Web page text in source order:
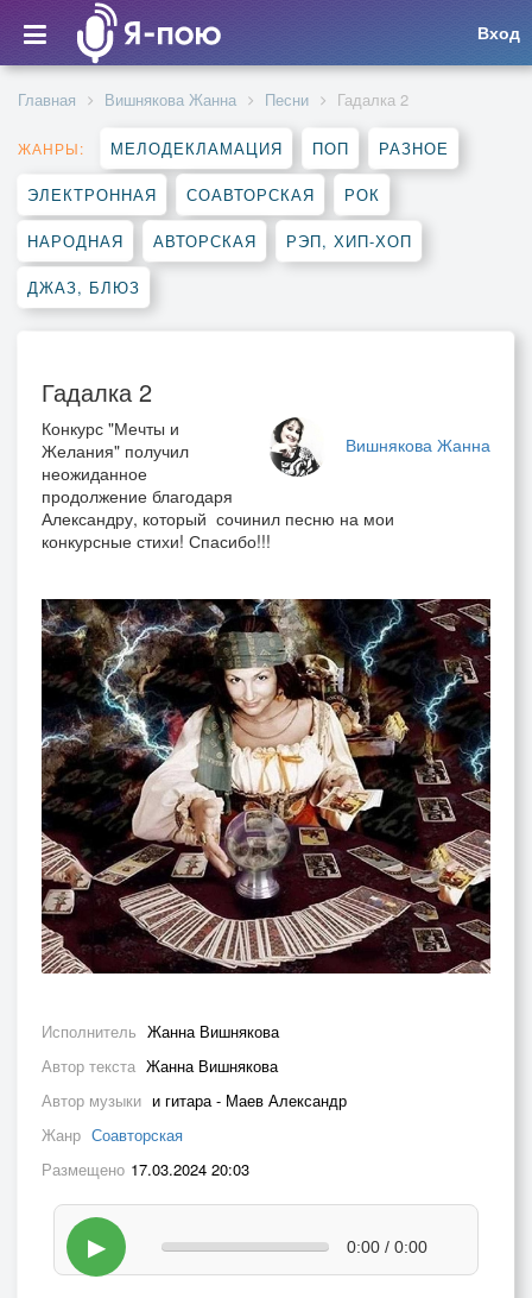
Вход
Главная Вишнякова Жанна Песни Гадалка 2
ЖАНРЫ: МЕЛОДЕКЛАМАЦИЯ ПОП РАЗНОЕ
ЭЛЕКТРОННАЯ СОАВТОРСКАЯ РОК
НАРОДНАЯ АВТОРСКАЯ РЭП, ХИП-ХОП
ДЖАЗ, БЛЮЗ
Гадалка 2
Вишнякова Жанна
Конкурс "Мечты и
Желания" получил
неожиданное
продолжение благодаря
Александру, который сочинил песню на мои
конкурсные стихи! Спасибо!!!
Исполнитель Жанна Вишнякова
Автор текста Жанна Вишнякова
Автор музыки и гитара - Маев Александр
Жанр Соавторская
Размещено 17.03.2024 20:03
▶ 0:00 / 0:00